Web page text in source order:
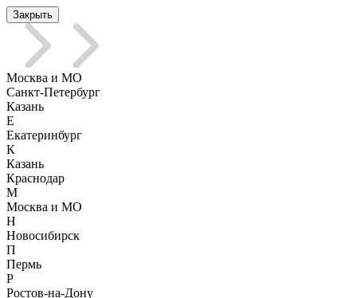
Закрыть
Москва и МО
Санкт-Петербург
Казань
Е
Екатеринбург
К
Казань
Краснодар
М
Москва и МО
Н
Новосибирск
П
Пермь
Р
Ростов-на-Дону